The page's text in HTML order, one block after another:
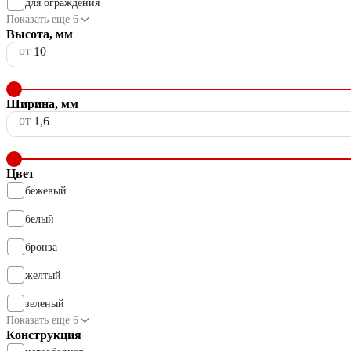
для ограждения
Показать еще 6
Высота, мм
от
Ширина, мм
от
Цвет
бежевый
белый
бронза
желтый
зеленый
Показать еще 6
Конструкция